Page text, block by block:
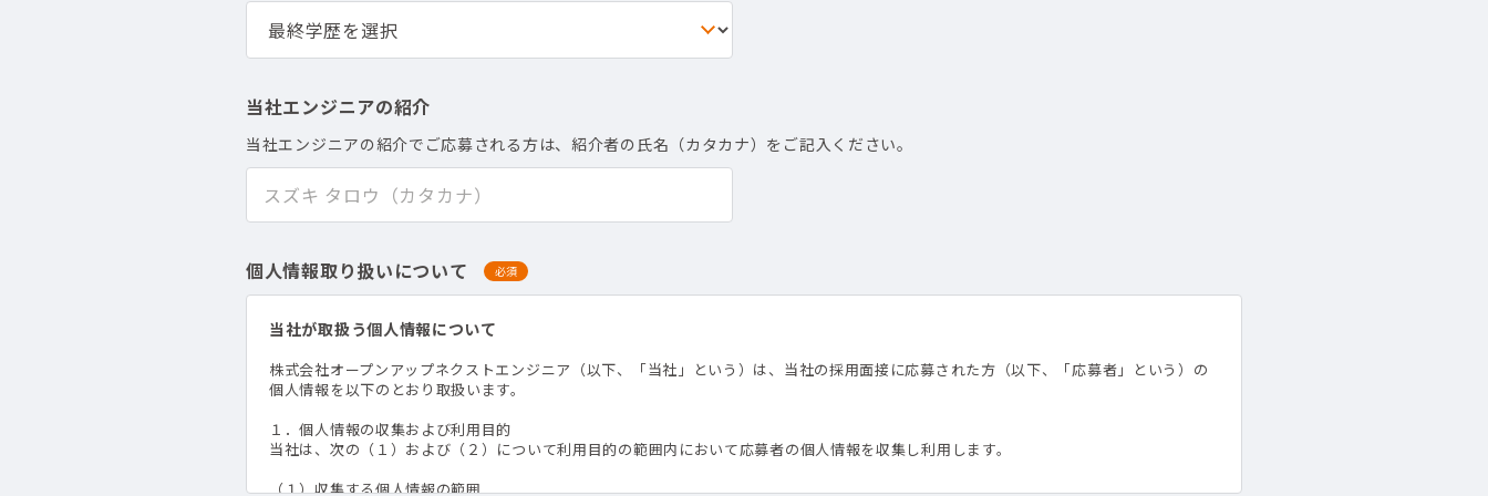
当社エンジニアの紹介
当社エンジニアの紹介でご応募される方は、紹介者の氏名（カタカナ）をご記入ください。
個人情報取り扱いについて 必須
当社が取扱う個人情報について
株式会社オープンアップネクストエンジニア（以下、「当社」という）は、当社の採用面接に応募された方（以下、「応募者」という）の
個人情報を以下のとおり取扱います。
１．個人情報の収集および利用目的
当社は、次の（１）および（２）について利用目的の範囲内において応募者の個人情報を収集し利用します。
（１）収集する個人情報の範囲